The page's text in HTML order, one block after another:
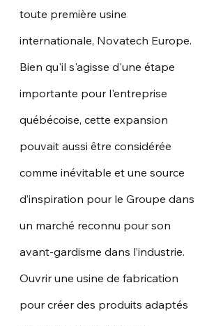
toute première usine
internationale, Novatech Europe.
Bien qu'il s'agisse d'une étape
importante pour l'entreprise
québécoise, cette expansion
pouvait aussi être considérée
comme inévitable et une source
d’inspiration pour le Groupe dans
un marché reconnu pour son
avant-gardisme dans l’industrie.
Ouvrir une usine de fabrication
pour créer des produits adaptés